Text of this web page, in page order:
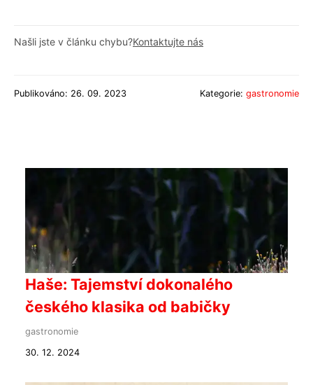
Našli jste v článku chybu?Kontaktujte nás
Publikováno: 26. 09. 2023 Kategorie: gastronomie
Haše: Tajemství dokonalého
českého klasika od babičky
gastronomie
30. 12. 2024